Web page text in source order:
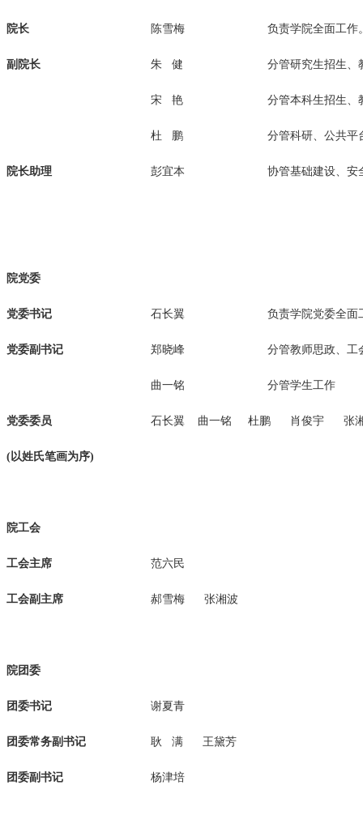
院长 陈雪梅 负责学院全面工作
副院长 朱 健 分管研究生招生、
宋 艳 分管本科生招生、
杜 鹏 分管科研、公共平
院长助理 彭宜本 协管基础建设、安
院党委
党委书记 石长翼 负责学院党委全面
党委副书记 郑晓峰 分管教师思政、工
曲一铭 分管学生工作
党委委员 石长翼 曲一铭 杜鹏 肖俊宇 张
(以姓氏笔画为序)
院工会
工会主席 范六民
工会副主席 郝雪梅 张湘波
院团委
团委书记 谢夏青
团委常务副书记 耿 满 王黛芳
团委副书记 杨津培